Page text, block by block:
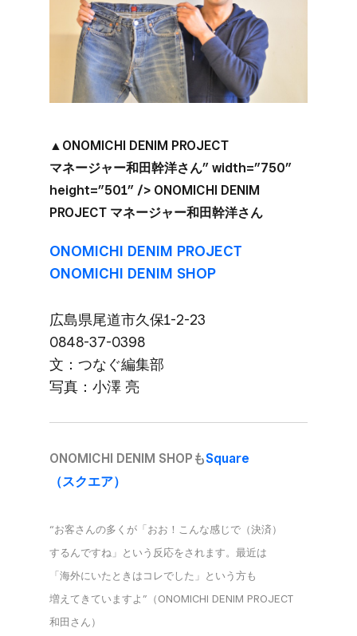
▲ONOMICHI DENIM PROJECT
マネージャー和田幹洋さん” width=”750”
height=”501” /> ONOMICHI DENIM
PROJECT マネージャー和田幹洋さん
ONOMICHI DENIM PROJECT
ONOMICHI DENIM SHOP
広島県尾道市久保1-2-23
0848-37-0398
文：つなぐ​編集部​
写真：小澤 亮
ONOMICHI DENIM SHOPも​Square​
（スクエア）
“お客さんの​多くが​「おお！​こんな​感じで​（決済）​
するんですね」と​いう​反応を​されます。​最近は​
「海外に​いた​ときは​コレでした」と​いう​方も​
増えてきていますよ”​（ONOMICHI DENIM PROJECT
和田さん）